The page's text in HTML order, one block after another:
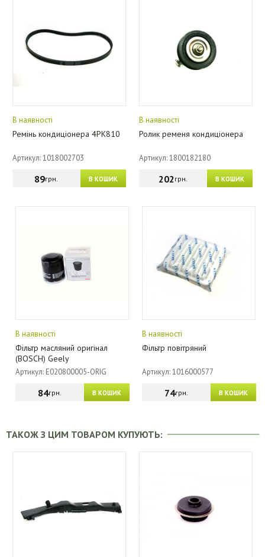
В наявності
Ремінь кондиціонера 4PK810
Артикул: 1018002703
В КОШИК
89грн.
В наявності
Ролик ременя кондиціонера
Артикул: 1800182180
В КОШИК
202грн.
В наявності
Фільтр масляний оригінал
(BOSCH) Geely
Артикул: E020800005-ORIG
В КОШИК
84грн.
В наявності
Фільтр повітряний
Артикул: 1016000577
В КОШИК
74грн.
ТАКОЖ З ЦИМ ТОВАРОМ КУПУЮТЬ: